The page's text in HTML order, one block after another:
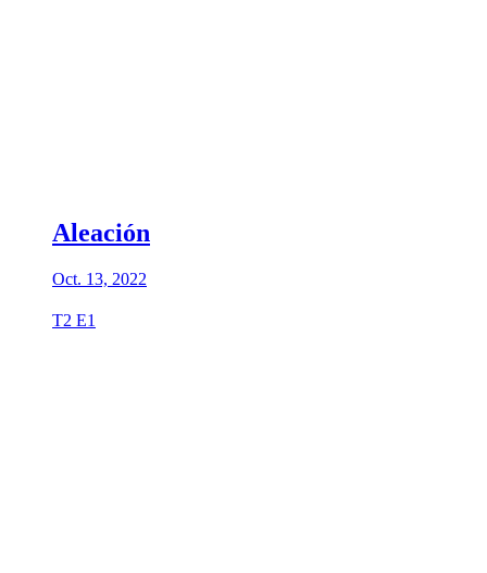
Aleación
Oct. 13, 2022
T2 E1